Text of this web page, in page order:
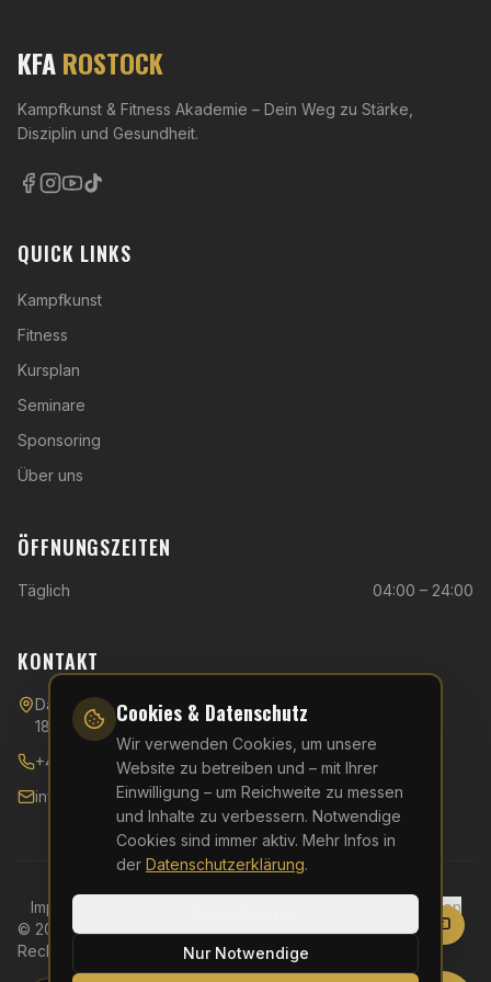
KFAROSTOCK
Kampfkunst & Fitness Akademie – Dein Weg zu Stärke,
Disziplin und Gesundheit.
QUICK LINKS
Kampfkunst
Fitness
Kursplan
Seminare
Sponsoring
Über uns
ÖFFNUNGSZEITEN
Täglich 04:00 – 24:00
KONTAKT
Danziger Straße 40,
18107 Rostock
+49 (0)381 - 510 54 596
info@kfa-rostock.de
Impressum
Cookie-Einstellungen
© 2026 KFA Rostock – Kampfkunst & Fitness Akademie. Alle
Rechte vorbehalten.
Website erstellt von Elitepixel
Cookies & Datenschutz
Wir verwenden Cookies, um unsere
Website zu betreiben und – mit Ihrer
Einwilligung – um Reichweite zu messen
und Inhalte zu verbessern. Notwendige
Cookies sind immer aktiv. Mehr Infos in
der Datenschutzerklärung.
Nur Notwendige